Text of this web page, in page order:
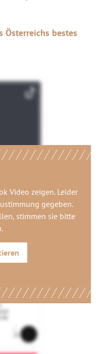
Österreichs bestes
Video zeigen. Leider
gegeben.
stimmen sie bitte